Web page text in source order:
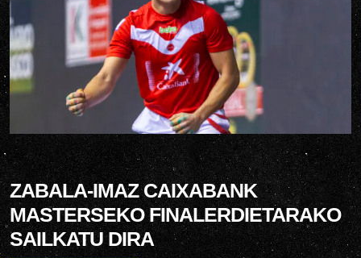
ZABALA-IMAZ CAIXABANK
MASTERSEKO FINALERDIETARAKO
SAILKATU DIRA